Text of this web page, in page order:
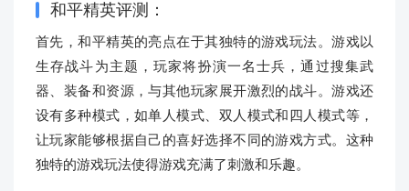
和平精英评测：
首先，和平精英的亮点在于其独特的游戏玩法。游戏以
生存战斗为主题，玩家将扮演一名士兵，通过搜集武
器、装备和资源，与其他玩家展开激烈的战斗。游戏还
设有多种模式，如单人模式、双人模式和四人模式等，
让玩家能够根据自己的喜好选择不同的游戏方式。这种
独特的游戏玩法使得游戏充满了刺激和乐趣。